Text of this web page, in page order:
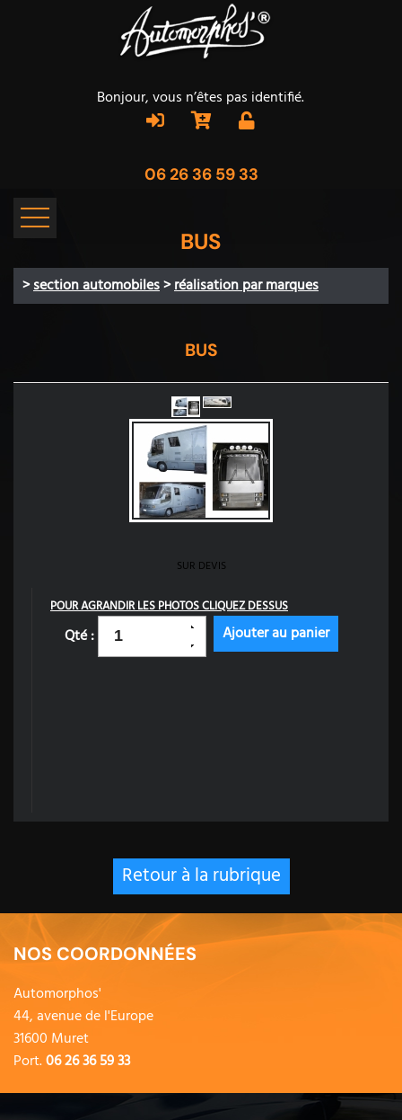
Bonjour, vous n’êtes pas identifié.
06 26 36 59 33
BUS
>section automobiles>réalisation par marques
BUS
SUR DEVIS
POUR AGRANDIR LES PHOTOS CLIQUEZ DESSUS
Qté :
Retour à la rubrique
NOS COORDONNÉES
Automorphos'
44, avenue de l'Europe
31600 Muret
Port.06 26 36 59 33